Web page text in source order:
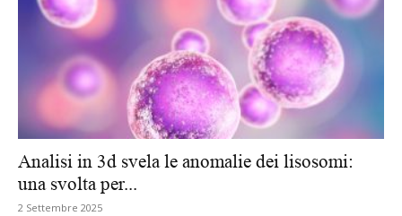
Analisi in 3d svela le anomalie dei lisosomi:
una svolta per...
2 Settembre 2025